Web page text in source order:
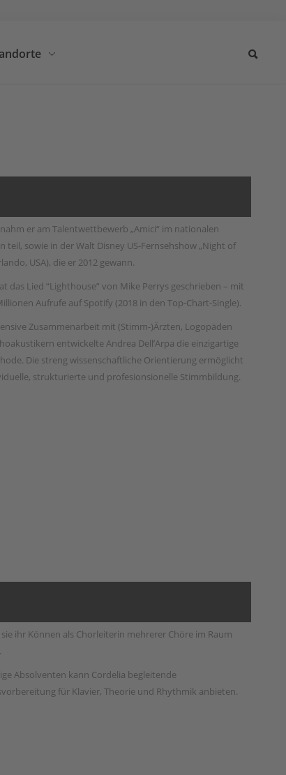
er am Talentwettbewerb „Amici“ im nationalen
teil, sowie in der Walt Disney US-Fernsehshow „Night of
USA), die er 2012 gewann.
das Lied “Lighthouse” von Mike Perrys geschrieben – mit
Aufrufe auf Spotify (2018 in den Top-Chart-Single).
Zusammenarbeit mit (Stimm-)Ärzten, Logopäden
entwickelte Andrea Dell’Arpa die einzigartige
Die streng wissenschaftliche Orientierung ermöglicht
strukturierte und profesionsionelle Stimmbildung.
ihr Können als Chorleiterin mehrerer Chöre im Raum
Absolventen kann Cordelia begleitende
für Klavier, Theorie und Rhythmik anbieten.